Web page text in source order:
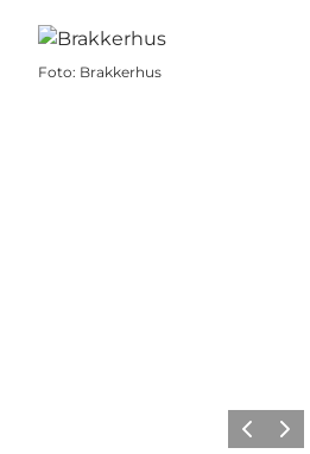
Foto: Brakkerhus
ZurückWeiter